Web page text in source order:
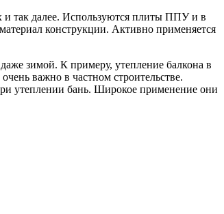
и так далее. Используются плиты ППУ и в
конструкции. Активно применяется
зимой. К примеру, утепление балкона в
важно в частном строительстве.
утеплении бань. Широкое применение они